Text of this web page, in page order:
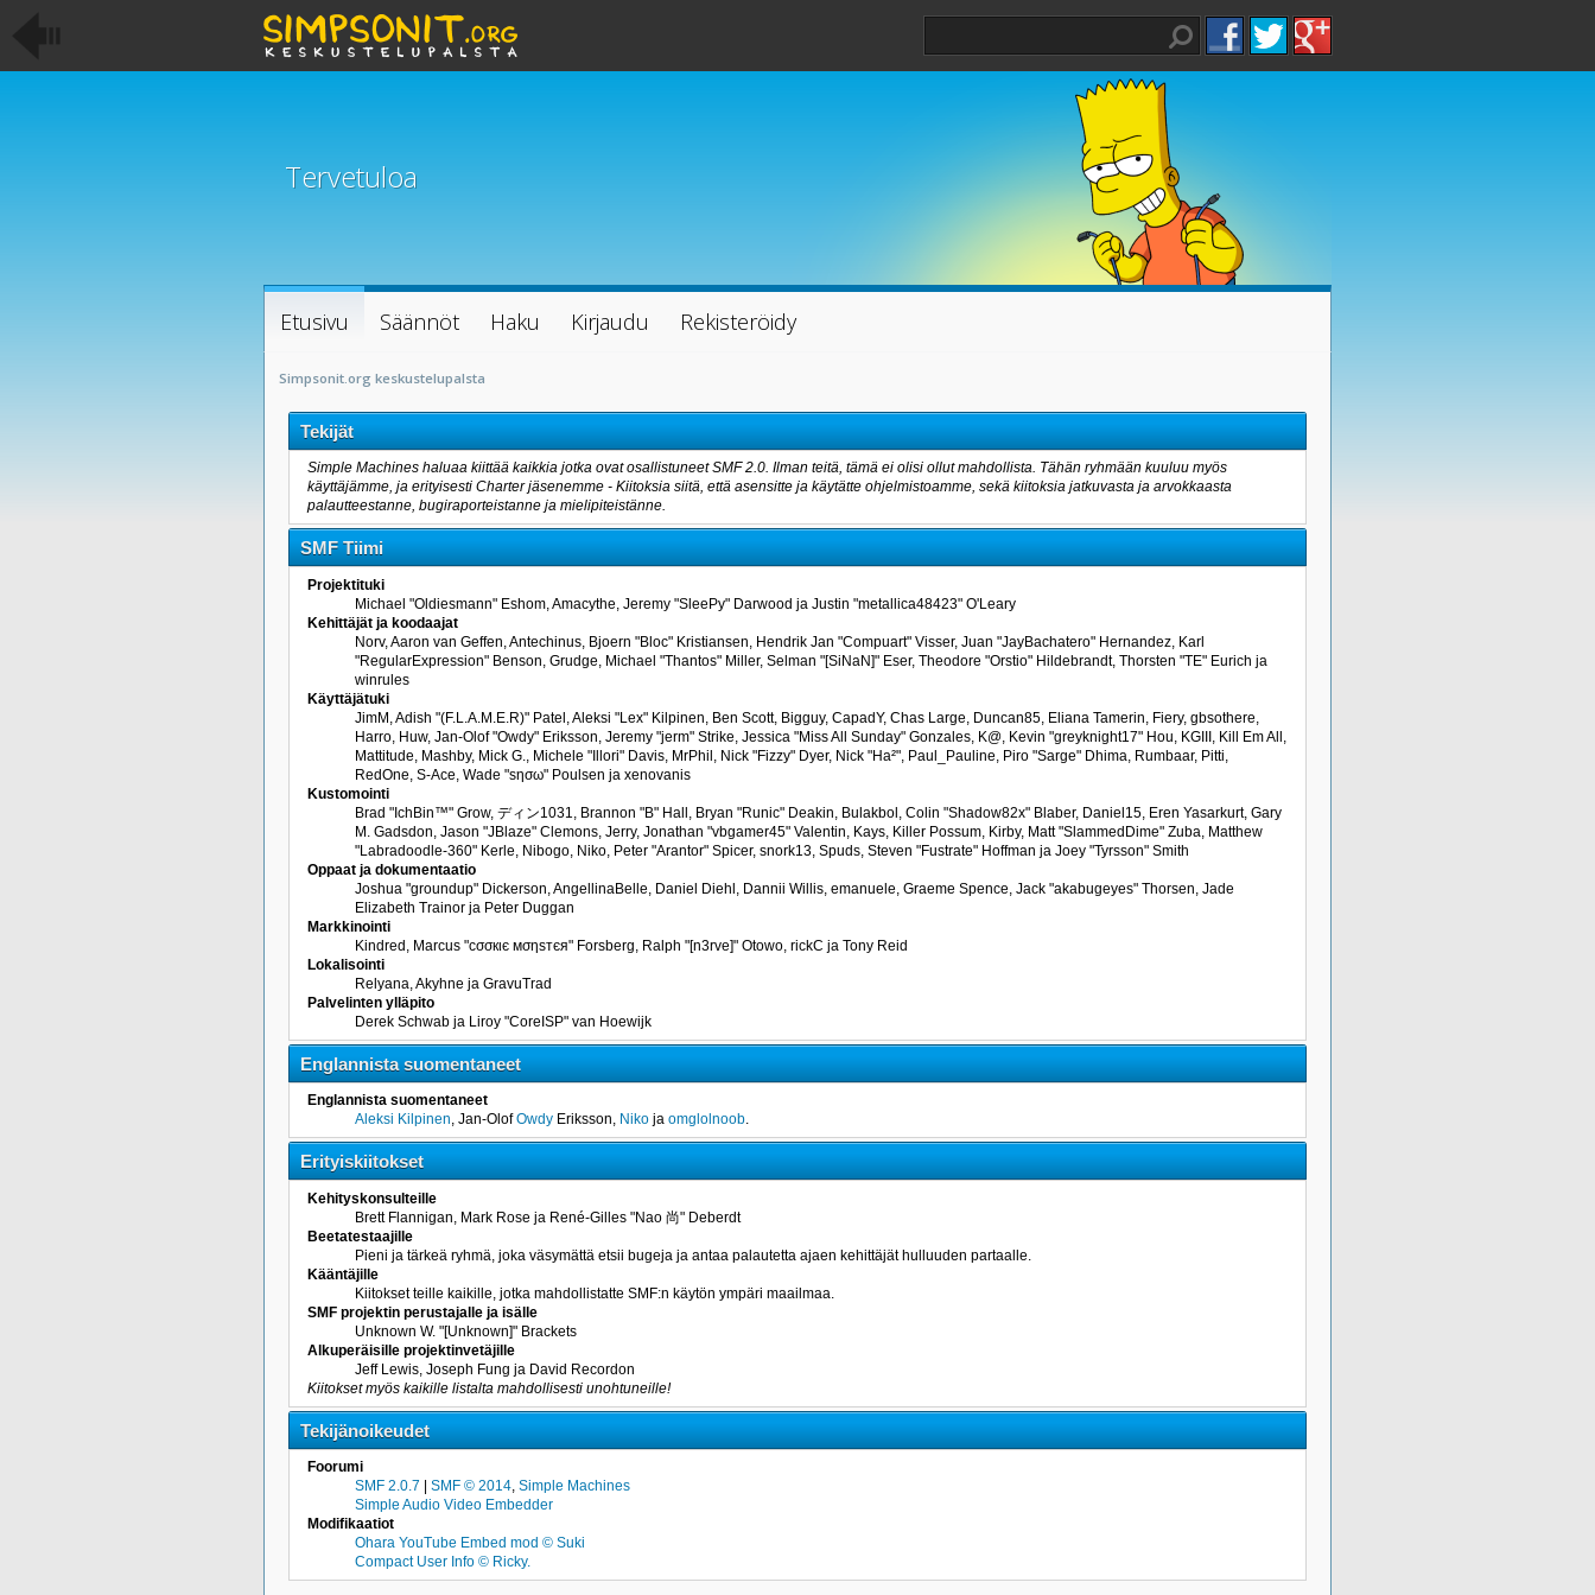
Tervetuloa
Etusivu Säännöt Haku Kirjaudu Rekisteröidy
Simpsonit.org keskustelupalsta
Tekijät
Simple Machines haluaa kiittää kaikkia jotka ovat osallistuneet SMF 2.0. Ilman teitä, tämä ei olisi ollut mahdollista. Tähän ryhmään kuuluu myös
käyttäjämme, ja erityisesti Charter jäsenemme - Kiitoksia siitä, että asensitte ja käytätte ohjelmistoamme, sekä kiitoksia jatkuvasta ja arvokkaasta
palautteestanne, bugiraporteistanne ja mielipiteistänne.
SMF Tiimi
Projektituki
Michael "Oldiesmann" Eshom, Amacythe, Jeremy "SleePy" Darwood ja Justin "metallica48423" O'Leary
Kehittäjät ja koodaajat
Norv, Aaron van Geffen, Antechinus, Bjoern "Bloc" Kristiansen, Hendrik Jan "Compuart" Visser, Juan "JayBachatero" Hernandez, Karl
"RegularExpression" Benson, Grudge, Michael "Thantos" Miller, Selman "[SiNaN]" Eser, Theodore "Orstio" Hildebrandt, Thorsten "TE" Eurich ja
winrules
Käyttäjätuki
JimM, Adish "(F.L.A.M.E.R)" Patel, Aleksi "Lex" Kilpinen, Ben Scott, Bigguy, CapadY, Chas Large, Duncan85, Eliana Tamerin, Fiery, gbsothere,
Harro, Huw, Jan-Olof "Owdy" Eriksson, Jeremy "jerm" Strike, Jessica "Miss All Sunday" Gonzales, K@, Kevin "greyknight17" Hou, KGIII, Kill Em All,
Mattitude, Mashby, Mick G., Michele "Illori" Davis, MrPhil, Nick "Fizzy" Dyer, Nick "Ha²", Paul_Pauline, Piro "Sarge" Dhima, Rumbaar, Pitti,
RedOne, S-Ace, Wade "sησω" Poulsen ja xenovanis
Kustomointi
Brad "IchBin™" Grow, ディン1031, Brannon "B" Hall, Bryan "Runic" Deakin, Bulakbol, Colin "Shadow82x" Blaber, Daniel15, Eren Yasarkurt, Gary
M. Gadsdon, Jason "JBlaze" Clemons, Jerry, Jonathan "vbgamer45" Valentin, Kays, Killer Possum, Kirby, Matt "SlammedDime" Zuba, Matthew
"Labradoodle-360" Kerle, Nibogo, Niko, Peter "Arantor" Spicer, snork13, Spuds, Steven "Fustrate" Hoffman ja Joey "Tyrsson" Smith
Oppaat ja dokumentaatio
Joshua "groundup" Dickerson, AngellinaBelle, Daniel Diehl, Dannii Willis, emanuele, Graeme Spence, Jack "akabugeyes" Thorsen, Jade
Elizabeth Trainor ja Peter Duggan
Markkinointi
Kindred, Marcus "cσσкιє мσηѕтєя" Forsberg, Ralph "[n3rve]" Otowo, rickC ja Tony Reid
Lokalisointi
Relyana, Akyhne ja GravuTrad
Palvelinten ylläpito
Derek Schwab ja Liroy "CoreISP" van Hoewijk
Englannista suomentaneet
Englannista suomentaneet
Aleksi Kilpinen, Jan-OlofOwdyEriksson, Nikoja omglolnoob.
Erityiskiitokset
Kehityskonsulteille
Brett Flannigan, Mark Rose ja René-Gilles "Nao 尚" Deberdt
Beetatestaajille
Pieni ja tärkeä ryhmä, joka väsymättä etsii bugeja ja antaa palautetta ajaen kehittäjät hulluuden partaalle.
Kääntäjille
Kiitokset teille kaikille, jotka mahdollistatte SMF:n käytön ympäri maailmaa.
SMF projektin perustajalle ja isälle
Unknown W. "[Unknown]" Brackets
Alkuperäisille projektinvetäjille
Jeff Lewis, Joseph Fung ja David Recordon
Kiitokset myös kaikille listalta mahdollisesti unohtuneille!
Tekijänoikeudet
Foorumi
SMF 2.0.7
SMF © 2014, Simple Machines
Simple Audio Video Embedder
Modifikaatiot
Ohara YouTube Embed mod © Suki
Compact User Info © Ricky.